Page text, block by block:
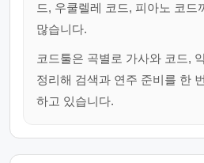
드, 우쿨렐레 코드, 피아노 코드
많습니다.
코드툴은 곡별로 가사와 코드,
정리해 검색과 연주 준비를 한
하고 있습니다.